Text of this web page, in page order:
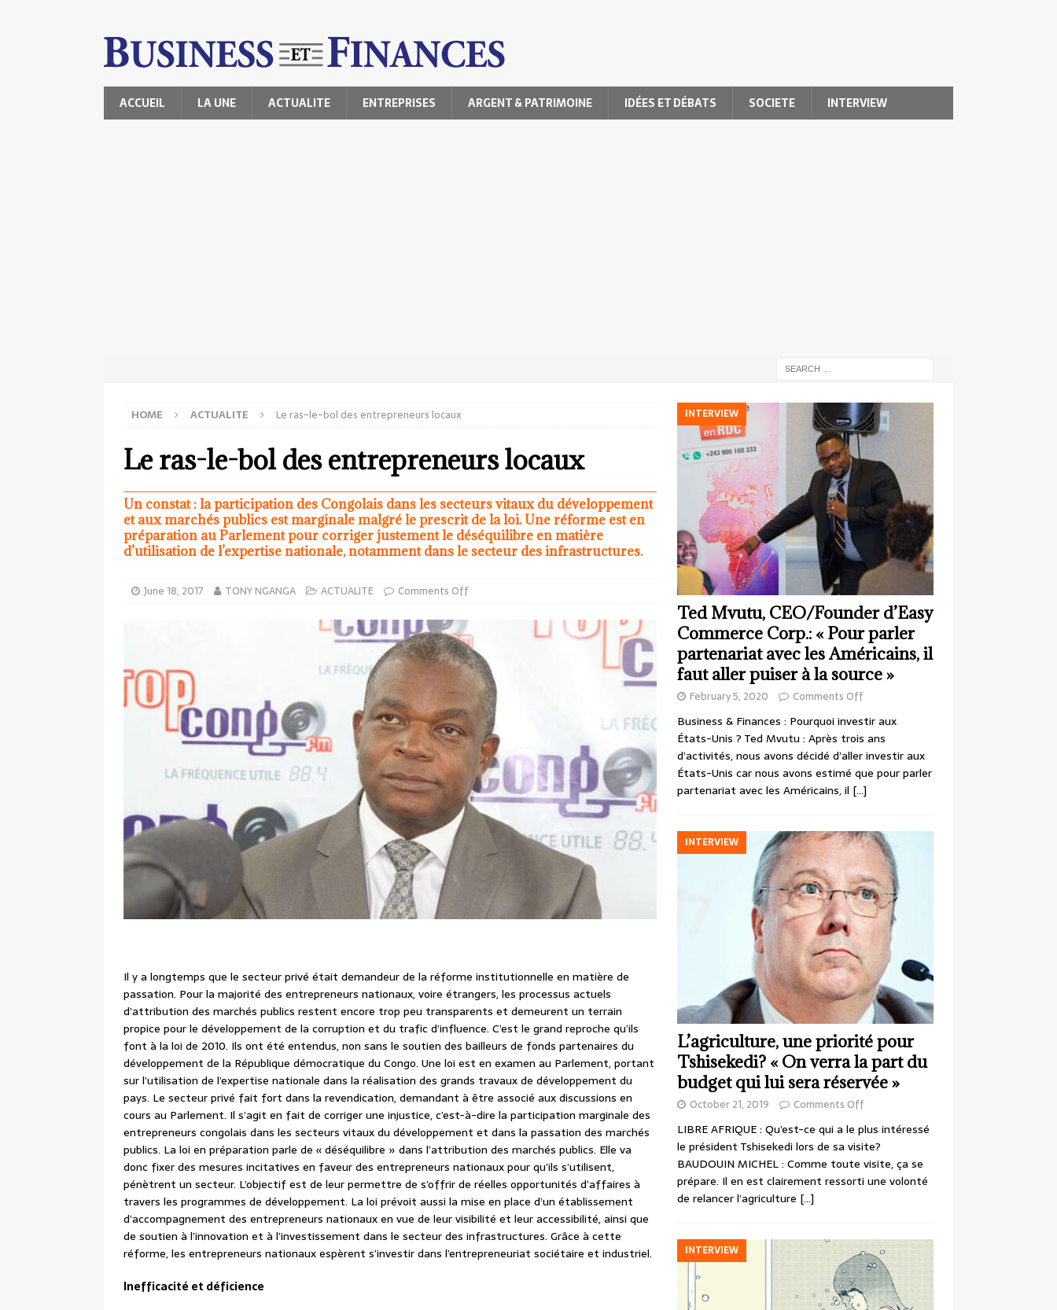
ACCUEIL LA UNE ACTUALITE ENTREPRISES ARGENT & PATRIMOINE IDÉES ET DÉBATS SOCIETE INTERVIEW
HOME ACTUALITE Le ras-le-bol des entrepreneurs locaux
Le ras-le-bol des entrepreneurs locaux
Un constat : la participation des Congolais dans les secteurs vitaux du développement
et aux marchés publics est marginale malgré le prescrit de la loi. Une réforme est en
préparation au Parlement pour corriger justement le déséquilibre en matière
d’utilisation de l’expertise nationale, notamment dans le secteur des infrastructures.
June 18, 2017 TONY NGANGA ACTUALITE Comments Off
Il y a longtemps que le secteur privé était demandeur de la réforme institutionnelle en matière de
passation. Pour la majorité des entrepreneurs nationaux, voire étrangers, les processus actuels
d’attribution des marchés publics restent encore trop peu transparents et demeurent un terrain
propice pour le développement de la corruption et du trafic d’influence. C’est le grand reproche qu’ils
font à la loi de 2010. Ils ont été entendus, non sans le soutien des bailleurs de fonds partenaires du
développement de la République démocratique du Congo. Une loi est en examen au Parlement, portant
sur l’utilisation de l’expertise nationale dans la réalisation des grands travaux de développement du
pays. Le secteur privé fait fort dans la revendication, demandant à être associé aux discussions en
cours au Parlement. Il s’agit en fait de corriger une injustice, c’est-à-dire la participation marginale des
entrepreneurs congolais dans les secteurs vitaux du développement et dans la passation des marchés
publics. La loi en préparation parle de « déséquilibre » dans l’attribution des marchés publics. Elle va
donc fixer des mesures incitatives en faveur des entrepreneurs nationaux pour qu’ils s’utilisent,
pénètrent un secteur. L’objectif est de leur permettre de s’offrir de réelles opportunités d’affaires à
travers les programmes de développement. La loi prévoit aussi la mise en place d’un établissement
d’accompagnement des entrepreneurs nationaux en vue de leur visibilité et leur accessibilité, ainsi que
de soutien à l’innovation et à l’investissement dans le secteur des infrastructures. Grâce à cette
réforme, les entrepreneurs nationaux espèrent s’investir dans l’entrepreneuriat sociétaire et industriel.
Inefficacité et déficience
INTERVIEW
Ted Mvutu, CEO/Founder d’Easy
Commerce Corp.: « Pour parler
partenariat avec les Américains, il
faut aller puiser à la source »
February 5, 2020 Comments Off
Business & Finances : Pourquoi investir aux
États-Unis ? Ted Mvutu : Après trois ans
d’activités, nous avons décidé d’aller investir aux
États-Unis car nous avons estimé que pour parler
partenariat avec les Américains, il […]
INTERVIEW
L’agriculture, une priorité pour
Tshisekedi? « On verra la part du
budget qui lui sera réservée »
October 21, 2019 Comments Off
LIBRE AFRIQUE : Qu’est-ce qui a le plus intéressé
le président Tshisekedi lors de sa visite?
BAUDOUIN MICHEL : Comme toute visite, ça se
prépare. Il en est clairement ressorti une volonté
de relancer l’agriculture […]
INTERVIEW